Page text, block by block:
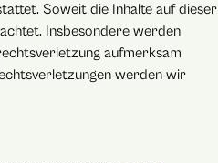
Soweit die Inhalte auf dieser
Insbesondere werden
aufmerksam
werden wir